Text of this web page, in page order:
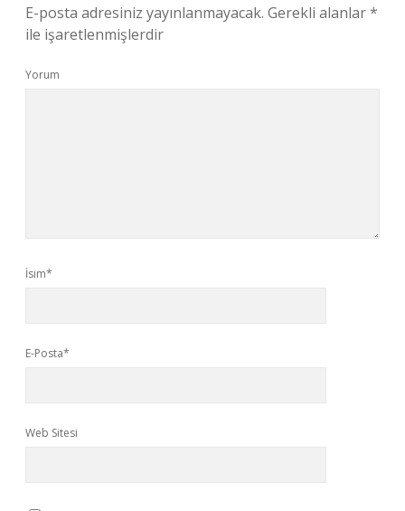
E-posta adresiniz yayınlanmayacak. Gerekli alanlar*
ile işaretlenmişlerdir
Yorum
İsim*
E-Posta*
Web Sitesi